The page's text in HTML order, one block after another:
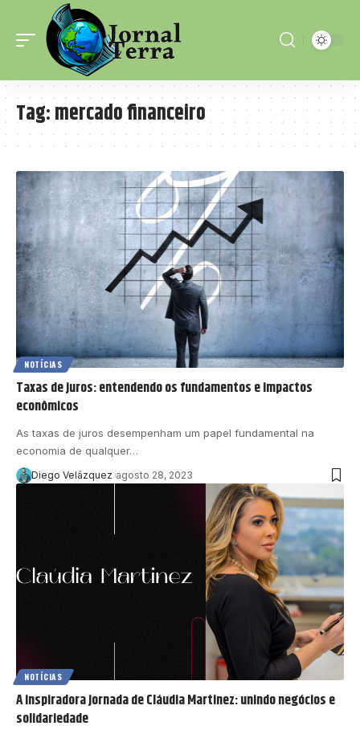
Tag:mercado financeiro
NOTÍCIAS
Taxas de juros: entendendo os fundamentos e impactos
econômicos
As taxas de juros desempenham um papel fundamental na
economia de qualquer…
Diego Velázquez agosto 28, 2023
NOTÍCIAS
A inspiradora jornada de Cláudia Martinez: unindo negócios e
solidariedade